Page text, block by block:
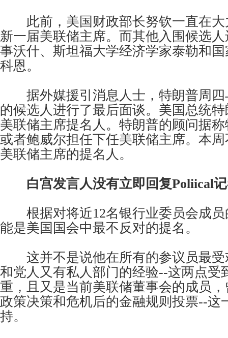
此前，美国财政部长努钦一直在大
新一届美联储主席。而其他入围候选
事沃什、斯坦福大学经济学家泰勒和
科恩。
据外媒援引消息人士，特朗普周四
的候选人进行了最后面谈。美国总统
美联储主席提名人。特朗普的顾问据
或者鲍威尔担任下任美联储主席。本
美联储主席的提名人。
白宫发言人没有立即回复Poliical
根据对将近12名银行业委员会成员
能是美国国会中最不反对的提名。
这并不是说他在所有的参议员最受
和党人又有私人部门的经验--这两点受
重，且又是当前美联储董事会的成员
政策决策和危机后的金融规则投票--这
持。